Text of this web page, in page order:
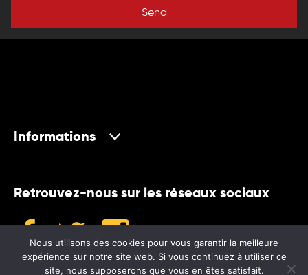
Send
Informations
Retrouvez-nous sur les réseaux sociaux
Nous utilisons des cookies pour vous garantir la meilleure
expérience sur notre site web. Si vous continuez à utiliser ce
site, nous supposerons que vous en êtes satisfait.